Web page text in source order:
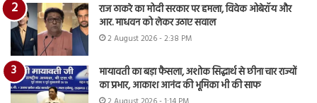
राज ठाकरे का मोदी सरकार पर हमला, विवेक ओबेरॉय और
आर. माधवन को लेकर उठाए सवाल
2 August 2026 - 2:38 PM
मायावती का बड़ा फैसला, अशोक सिद्धार्थ से छीना चार राज्यों
का प्रभार, आकाश आनंद की भूमिका भी की साफ